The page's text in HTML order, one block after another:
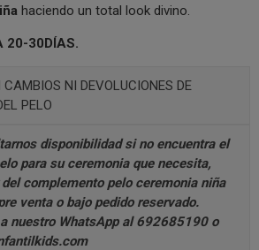
haciendo un total look divino.
20-30DÍAS.
NI DEVOLUCIONES DE
PELO
disponibilidad si no encuentra el
para su ceremonia que necesita,
complemento pelo ceremonia niña
venta o bajo pedido reservado.
nuestro WhatsApp al 692685190o